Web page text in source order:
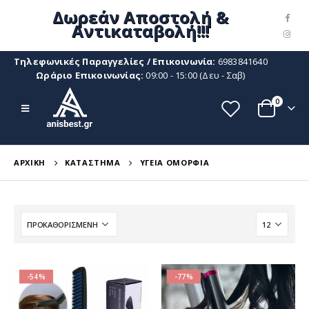
Δωρεάν Αποστολή &
Αντικαταβολή!!!
Τηλεφωνικές Παραγγελίες / Επικοινωνία: 6983841640
Ωράριο Επικοινωνίας: 09:00 - 15:00 (Δευ - Σαβ)
0
ΑΡΧΙΚΉ ΚΑΤΆΣΤΗΜΑ ΥΓΕΊΑ ΟΜΟΡΦΙΆ
-54% -77%